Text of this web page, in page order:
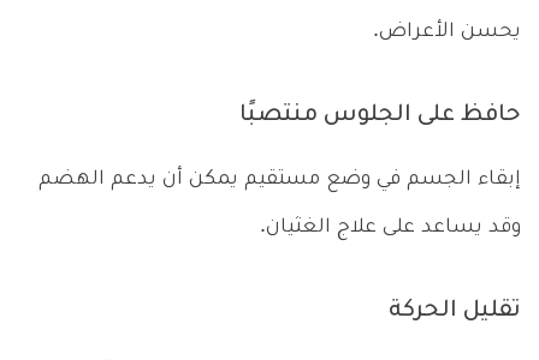
يحسن الأعراض.
حافظ على الجلوس منتصبًا
إبقاء الجسم في وضع مستقيم يمكن أن يدعم الهضم
وقد يساعد على علاج الغثيان.
تقليل الحركة